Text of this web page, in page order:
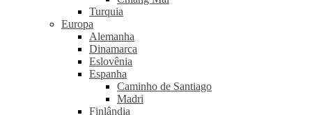
Turquia
Europa
Alemanha
Dinamarca
Eslovênia
Espanha
Caminho de Santiago
Madri
Finlândia